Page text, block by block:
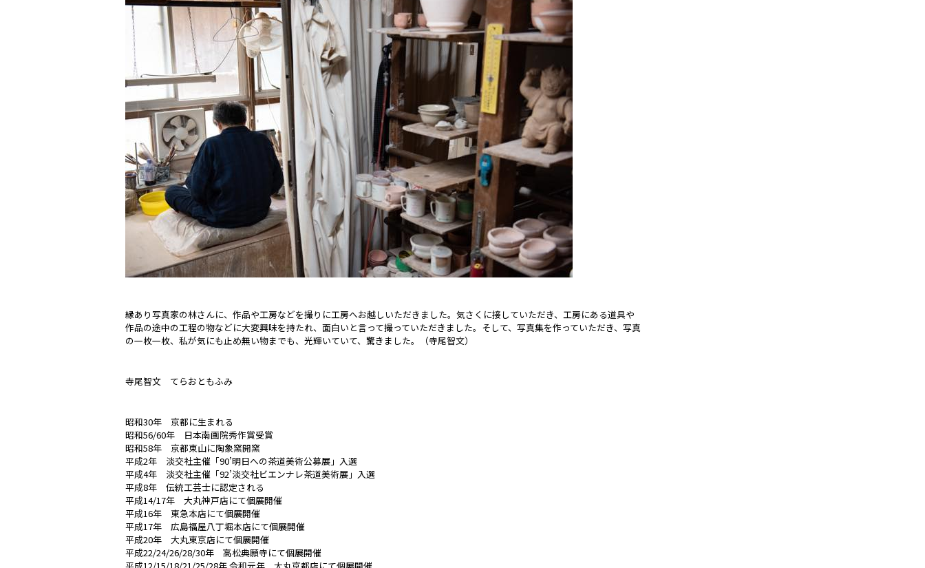
縁あり写真家の林さんに、作品や工房などを撮りに工房へお越しいただきました。気さくに接していただき、工房にある道具や
作品の途中の工程の物などに大変興味を持たれ、面白いと言って撮っていただきました。そして、写真集を作っていただき、写真
の一枚一枚、私が気にも止め無い物までも、光輝いていて、驚きました。（寺尾智文）
寺尾智文 てらおともふみ
昭和30年 京都に生まれる
昭和56/60年 日本南画院秀作賞受賞
昭和58年 京都東山に陶象窯開窯
平成2年 淡交社主催「90’明日への茶道美術公募展」入選
平成4年 淡交社主催「92’淡交社ビエンナレ茶道美術展」入選
平成8年 伝統工芸士に認定される
平成14/17年 大丸神戸店にて個展開催
平成16年 東急本店にて個展開催
平成17年 広島福屋八丁堀本店にて個展開催
平成20年 大丸東京店にて個展開催
平成22/24/26/28/30年 高松典願寺にて個展開催